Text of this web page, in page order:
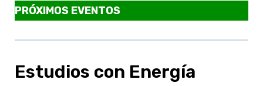
PRÓXIMOS EVENTOS
Estudios con Energía